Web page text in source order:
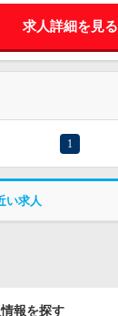
求人詳細を見る
1
い求人
報を探す